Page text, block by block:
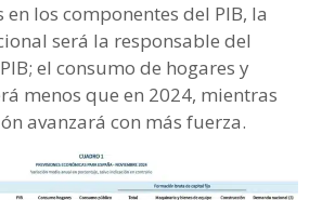
en los componentes del PIB, la
será la responsable del
el consumo de hogares y
menos que en 2024, mientras
avanzará con más fuerza.